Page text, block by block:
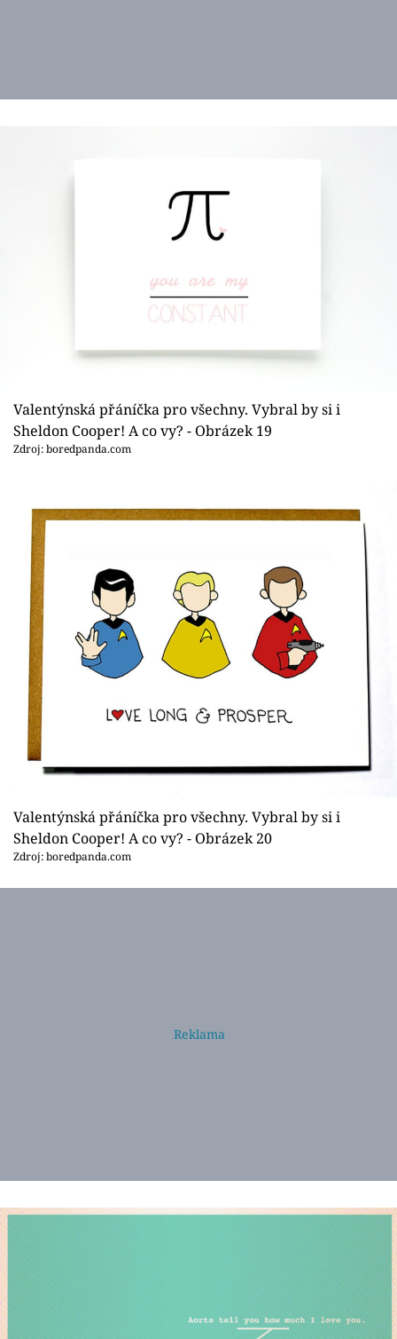
Valentýnská přáníčka pro všechny. Vybral by si i
Sheldon Cooper! A co vy? - Obrázek 19
Zdroj: boredpanda.com
Valentýnská přáníčka pro všechny. Vybral by si i
Sheldon Cooper! A co vy? - Obrázek 20
Zdroj: boredpanda.com